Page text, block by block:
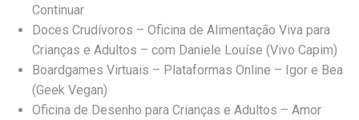
Continuar
Doces Crudívoros – Oficina de Alimentação Viva para
Crianças e Adultos – com Daniele Louíse (Vivo Capim)
Boardgames Virtuais – Plataformas Online – Igor e Bea
(Geek Vegan)
Oficina de Desenho para Crianças e Adultos – Amor